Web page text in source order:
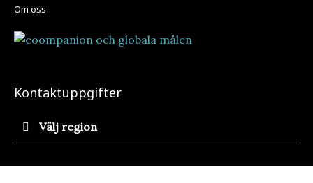
Om oss
Kontaktuppgifter
Välj region